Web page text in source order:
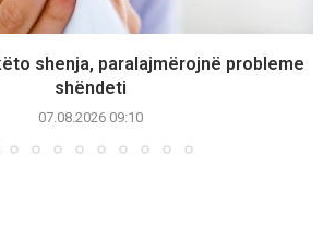
shenja, paralajmërojnë probleme
shëndeti
07.08.2026 09:10